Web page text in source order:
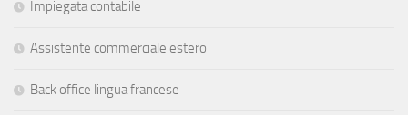
Impiegata contabile
Assistente commerciale estero
Back office lingua francese